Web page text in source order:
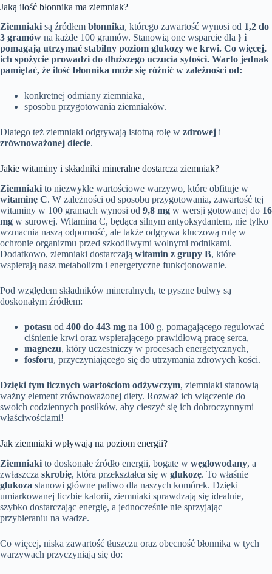
Jaką ilość błonnika ma ziemniak?
Ziemniaki są źródłem błonnika, którego zawartość wynosi od 1,2 do
3 gramów na każde 100 gramów. Stanowią one wsparcie dla } i
pomagają utrzymać stabilny poziom glukozy we krwi. Co więcej,
ich spożycie prowadzi do dłuższego uczucia sytości. Warto jednak
pamiętać, że ilość błonnika może się różnić w zależności od:
konkretnej odmiany ziemniaka,
sposobu przygotowania ziemniaków.
Dlatego też ziemniaki odgrywają istotną rolę w zdrowej i
zrównoważonej diecie.
Jakie witaminy i składniki mineralne dostarcza ziemniak?
Ziemniaki to niezwykle wartościowe warzywo, które obfituje w
witaminę C. W zależności od sposobu przygotowania, zawartość tej
witaminy w 100 gramach wynosi od 9,8 mg w wersji gotowanej do 16
mg w surowej. Witamina C, będąca silnym antyoksydantem, nie tylko
wzmacnia naszą odporność, ale także odgrywa kluczową rolę w
ochronie organizmu przed szkodliwymi wolnymi rodnikami.
Dodatkowo, ziemniaki dostarczają witamin z grupy B, które
wspierają nasz metabolizm i energetyczne funkcjonowanie.
Pod względem składników mineralnych, te pyszne bulwy są
doskonałym źródłem:
potasu od 400 do 443 mg na 100 g, pomagającego regulować
ciśnienie krwi oraz wspierającego prawidłową pracę serca,
magnezu, który uczestniczy w procesach energetycznych,
fosforu, przyczyniającego się do utrzymania zdrowych kości.
Dzięki tym licznych wartościom odżywczym, ziemniaki stanowią
ważny element zrównoważonej diety. Rozważ ich włączenie do
swoich codziennych posiłków, aby cieszyć się ich dobroczynnymi
właściwościami!
Jak ziemniaki wpływają na poziom energii?
Ziemniaki to doskonałe źródło energii, bogate w węglowodany, a
zwłaszcza skrobię, która przekształca się w glukozę. To właśnie
glukoza stanowi główne paliwo dla naszych komórek. Dzięki
umiarkowanej liczbie kalorii, ziemniaki sprawdzają się idealnie,
szybko dostarczając energię, a jednocześnie nie sprzyjając
przybieraniu na wadze.
Co więcej, niska zawartość tłuszczu oraz obecność błonnika w tych
warzywach przyczyniają się do: